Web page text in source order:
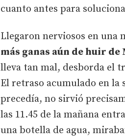
cuanto antes para
Llegaron nerviosos en una
más ganas aún de huir
lleva tan mal, desborda el
El retraso acumulado en la
precedía, no sirvió
las 11.45 de la mañana
una botella de agua,